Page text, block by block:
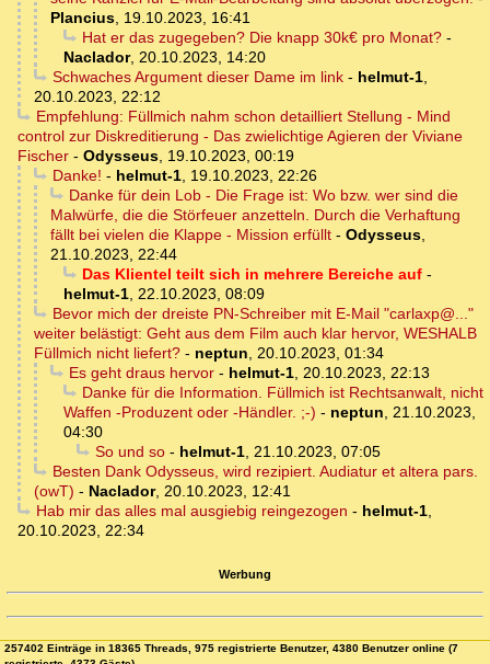
Plancius, 19.10.2023, 16:41
Hat er das zugegeben? Die knapp 30k€ pro Monat?-
Naclador, 20.10.2023, 14:20
Schwaches Argument dieser Dame im link- helmut-1,
20.10.2023, 22:12
Empfehlung: Füllmich nahm schon detailliert Stellung - Mind
control zur Diskreditierung - Das zwielichtige Agieren der Viviane
Fischer - Odysseus, 19.10.2023, 00:19
Danke! - helmut-1, 19.10.2023, 22:26
Danke für dein Lob - Die Frage ist: Wo bzw. wer sind die
Malwürfe, die die Störfeuer anzetteln. Durch die Verhaftung
fällt bei vielen die Klappe - Mission erfüllt - Odysseus,
21.10.2023, 22:44
Das Klientel teilt sich in mehrere Bereiche auf-
helmut-1, 22.10.2023, 08:09
Bevor mich der dreiste PN-Schreiber mit E-Mail "carlaxp@..."
weiter belästigt: Geht aus dem Film auch klar hervor, WESHALB
Füllmich nicht liefert? - neptun, 20.10.2023, 01:34
Es geht draus hervor- helmut-1, 20.10.2023, 22:13
Danke für die Information. Füllmich ist Rechtsanwalt, nicht
Waffen -Produzent oder -Händler. ;-) - neptun, 21.10.2023,
04:30
So und so- helmut-1, 21.10.2023, 07:05
Besten Dank Odysseus, wird rezipiert. Audiatur et altera pars.
(owT) - Naclador, 20.10.2023, 12:41
Hab mir das alles mal ausgiebig reingezogen - helmut-1,
20.10.2023, 22:34
Werbung
257402 Einträge in 18365 Threads, 975 registrierte Benutzer, 4380 Benutzer online (7